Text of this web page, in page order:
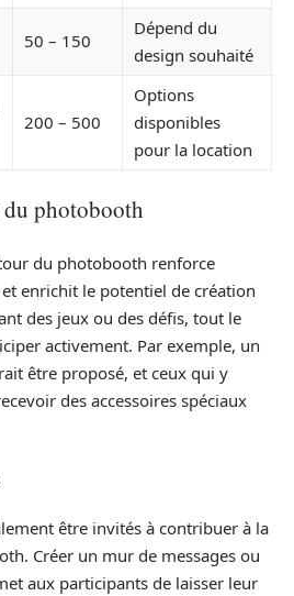
50 – 150
Dépend du
design souhaité
200 – 500
Options
disponibles
pour la location
photobooth
du photobooth renforce
et enrichit le potentiel de création
des jeux ou des défis, tout le
activement. Par exemple, un
être proposé, et ceux qui y
des accessoires spéciaux
être invités à contribuer à la
Créer un mur de messages ou
aux participants de laisser leur